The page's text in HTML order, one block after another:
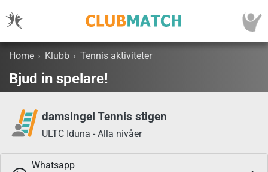
Home › Klubb › Tennis aktiviteter
Bjud in spelare!
damsingel Tennis stigen
ULTC Iduna - Alla nivåer
Whatsapp